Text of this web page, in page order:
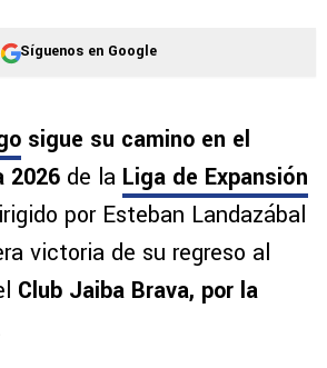
Síguenos en Google
sigue su camino en el
2026 de la Liga de Expansión
por Esteban Landazábal
victoria de su regreso al
Club Jaiba Brava, por la